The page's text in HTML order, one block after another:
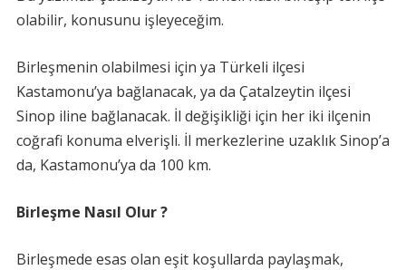
olabilir, konusunu işleyeceğim.
Birleşmenin olabilmesi için ya Türkeli ilçesi
Kastamonu’ya bağlanacak, ya da Çatalzeytin ilçesi
Sinop iline bağlanacak. İl değişikliği için her iki ilçenin
coğrafi konuma elverişli. İl merkezlerine uzaklık Sinop’a
da, Kastamonu’ya da 100 km.
Birleşme Nasıl Olur ?
Birleşmede esas olan eşit koşullarda paylaşmak,